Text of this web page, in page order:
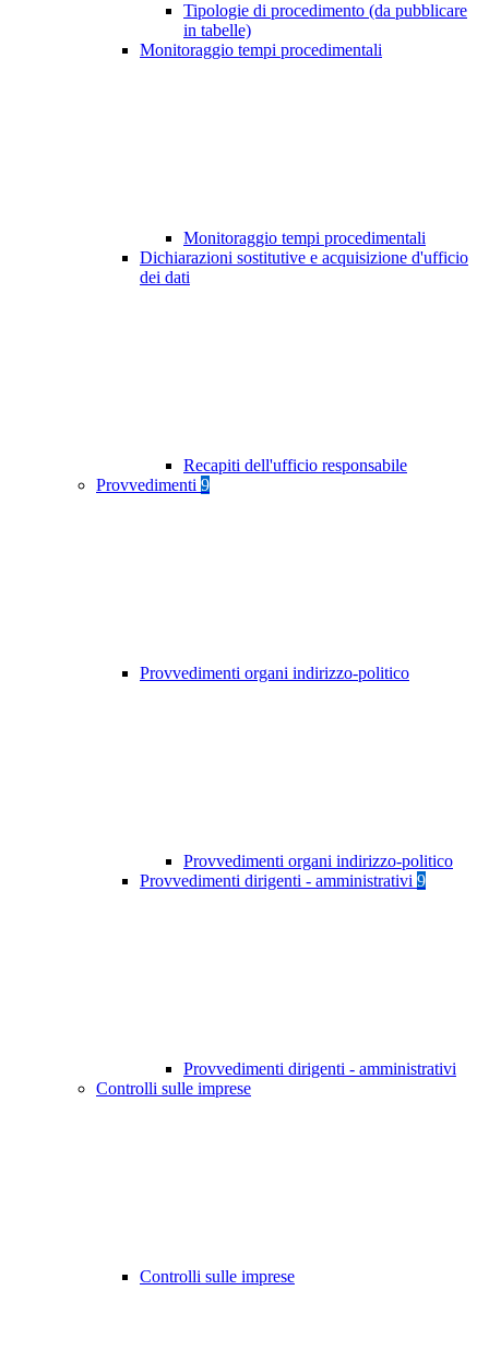
Tipologie di procedimento (da pubblicare
in tabelle)
Monitoraggio tempi procedimentali
Monitoraggio tempi procedimentali
Dichiarazioni sostitutive e acquisizione d'ufficio
dei dati
Recapiti dell'ufficio responsabile
Provvedimenti 9
Provvedimenti organi indirizzo-politico
Provvedimenti organi indirizzo-politico
Provvedimenti dirigenti - amministrativi 9
Provvedimenti dirigenti - amministrativi
Controlli sulle imprese
Controlli sulle imprese